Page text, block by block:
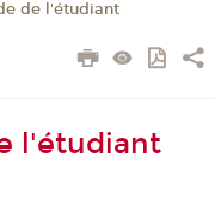
de l'étudiant
l'étudiant